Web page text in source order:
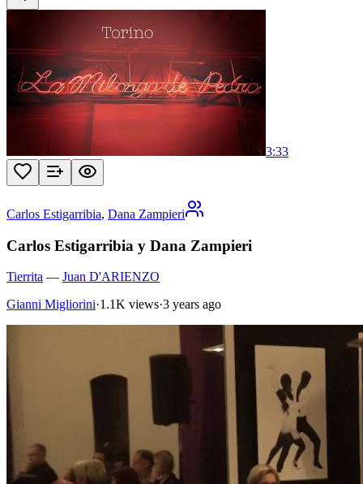
3:33
Carlos Estigarribia, Dana Zampieri
Carlos Estigarribia y Dana Zampieri
Tierrita — Juan D'ARIENZO
Gianni Migliorini·1.1K views·3 years ago